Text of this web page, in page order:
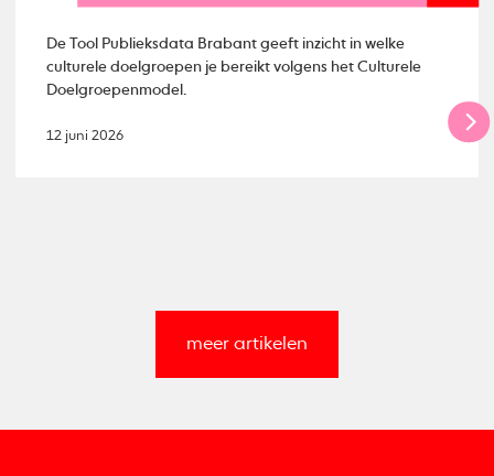
De Tool Publieksdata Brabant geeft inzicht in welke
culturele doelgroepen je bereikt volgens het Culturele
Doelgroepenmodel.
12 juni 2026
meer artikelen